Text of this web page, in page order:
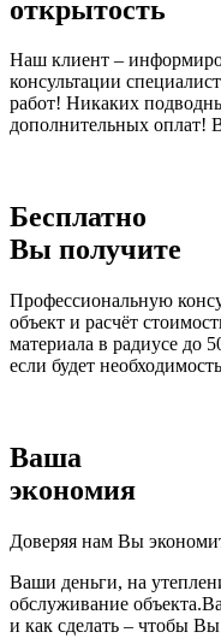
открытость
Наш клиент –
консультации
работ! Никаких
дополнительных оплат!
Бесплатно
Вы получите
Профессиональную
объект и расчёт
материала в радиусе до
если будет необходимость
Ваша
экономия
Доверяя нам Вы
Ваши деньги, на
обслуживание
и как сделать – чтобы